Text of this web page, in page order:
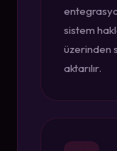
sistem
üzerinden
aktarılır.